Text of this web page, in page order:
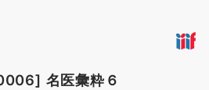
名医彙粋６